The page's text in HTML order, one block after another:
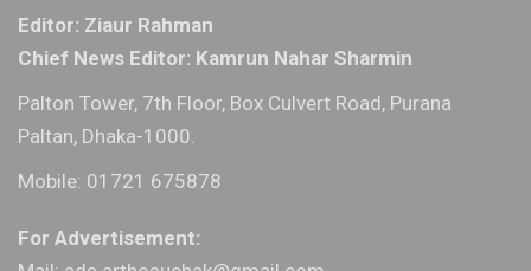
Editor: Ziaur Rahman
Chief News Editor: Kamrun Nahar Sharmin
Palton Tower, 7th Floor, Box Culvert Road, Purana
Paltan, Dhaka-1000.
Mobile: 01721 675878
For Advertisement: